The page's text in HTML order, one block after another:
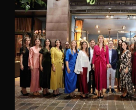
963 237 952
963 638 068
art-antic@art-antic.net
Lunes a Viernes 9 a 13.30 – 17 a 20 h.